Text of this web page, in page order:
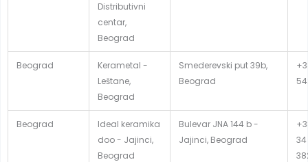
Distributivni
centar,
Beograd
Beograd
Kerametal -
Leštane,
Beograd
Smederevski put 39b,
Beograd
Beograd
Ideal keramika
doo - Jajinci,
Beograd
Bulevar JNA 144 b -
Jajinci, Beograd
34